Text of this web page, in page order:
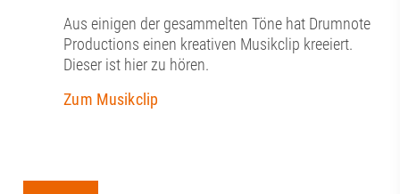
Aus einigen der gesammelten Töne hat Drumnote
Productions einen kreativen Musikclip kreeiert.
Dieser ist hier zu hören.
Zum Musikclip